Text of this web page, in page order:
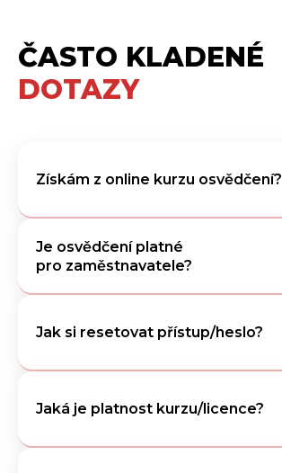
ČASTO KLADENÉ
DOTAZY
Získám z online kurzu osvědčení?
Je osvědčení platné
pro zaměstnavatele?
Jak si resetovat přístup/heslo?
Jaká je platnost kurzu/licence?